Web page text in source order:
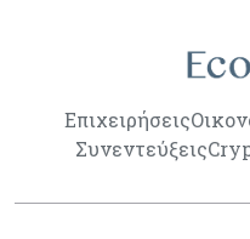
Επιχειρήσεις
Συνεντεύξεις